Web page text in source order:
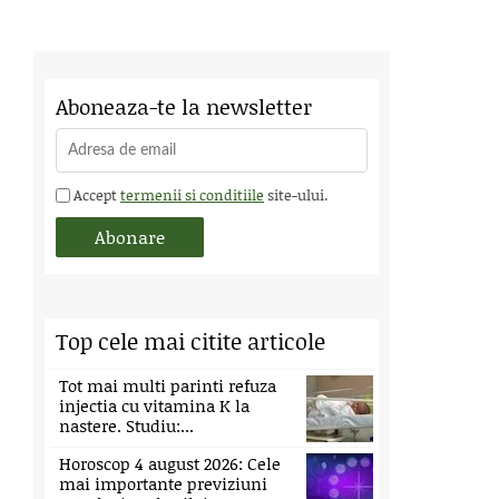
Aboneaza-te la newsletter
Accepttermenii si conditiile site-ului.
Top cele mai citite articole
Tot mai multi parinti refuza
injectia cu vitamina K la
nastere. Studiu:...
Horoscop 4 august 2026: Cele
mai importante previziuni